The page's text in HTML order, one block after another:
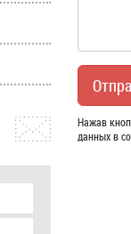
Нажав
данных в